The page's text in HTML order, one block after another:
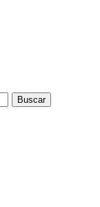
Buscar